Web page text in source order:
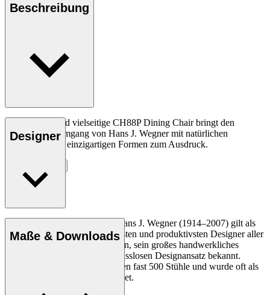
Beschreibung
Der elegante und vielseitige CH88P Dining Chair bringt den
spielerischen Umgang von Hans J. Wegner mit natürlichen
Materialien und einzigartigen Formen zum Ausdruck.
Designer
Der dänische Möbeldesigner Hans J. Wegner (1914–2007) gilt als
einer der kreativsten, innovativsten und produktivsten Designer aller
Zeiten und ist für seine Präzision, sein großes handwerkliches
Geschick und seinen kompromisslosen Designansatz bekannt.
Wegner entwarf in seinem Leben fast 500 Stühle und wurde oft als
der Meister des Stuhls bezeichnet.
Maße & Downloads